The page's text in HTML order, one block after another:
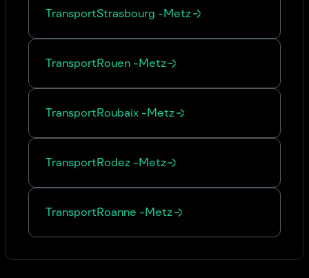
TransportStrasbourg -Metz
TransportRouen -Metz
TransportRoubaix -Metz
TransportRodez -Metz
TransportRoanne -Metz